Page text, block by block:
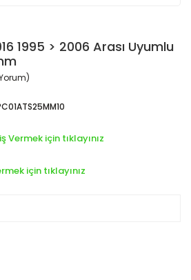
1995 > 2006 Arası Uyumlu
için tıklayınız
için tıklayınız